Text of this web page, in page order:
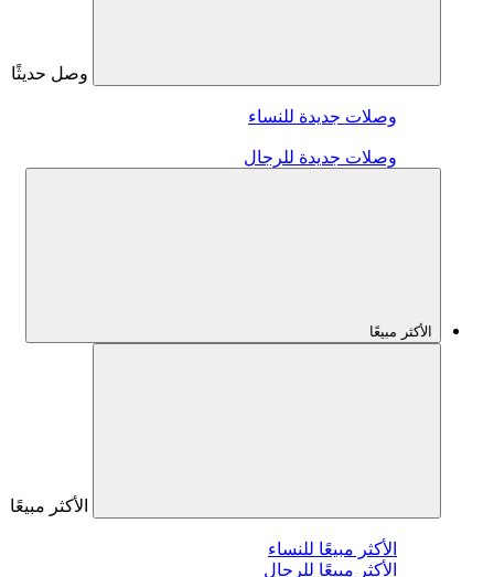
وصل حديثًا
وصلات جديدة للنساء
وصلات جديدة للرجال
الأكثر مبيعًا
الأكثر مبيعًا
الأكثر مبيعًا للنساء
الأكثر مبيعًا للرجال